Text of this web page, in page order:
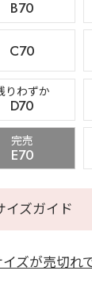
B70
C70
りわずか
D70
完売
E70
イズガイド
ズが売切れ